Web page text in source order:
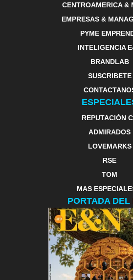
CENTROAMERICA &
EMPRESAS &
PYME
INTELIGENCIA
BRANDLAB
SUSCRIBETE
REPUTACIÓN
ADMIRADOS
LOVEMARKS
RSE
TOM
MAS
PORTADA DEL